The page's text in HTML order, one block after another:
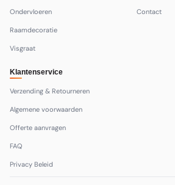
Ondervloeren
Raamdecoratie
Visgraat
Contact
Klantenservice
Verzending & Retourneren
Algemene voorwaarden
Offerte aanvragen
FAQ
Privacy Beleid